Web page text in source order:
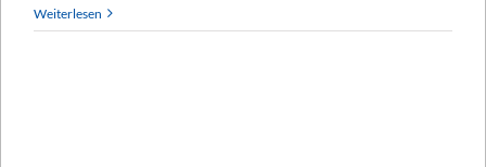
Weiterlesen